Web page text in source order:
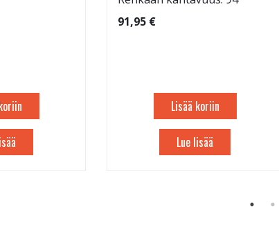
91,95 €
Lisää koriin
Lue lisää